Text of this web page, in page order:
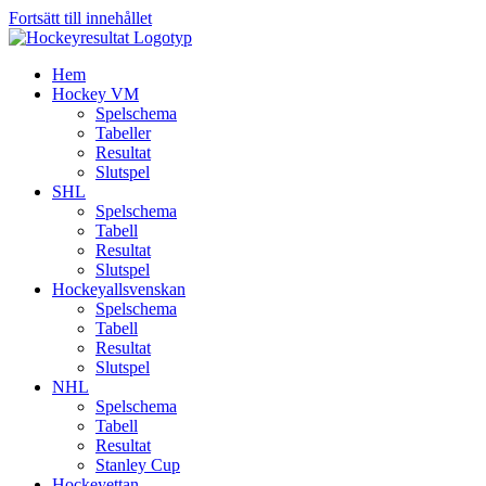
Fortsätt till innehållet
Hem
Hockey VM
Spelschema
Tabeller
Resultat
Slutspel
SHL
Spelschema
Tabell
Resultat
Slutspel
Hockeyallsvenskan
Spelschema
Tabell
Resultat
Slutspel
NHL
Spelschema
Tabell
Resultat
Stanley Cup